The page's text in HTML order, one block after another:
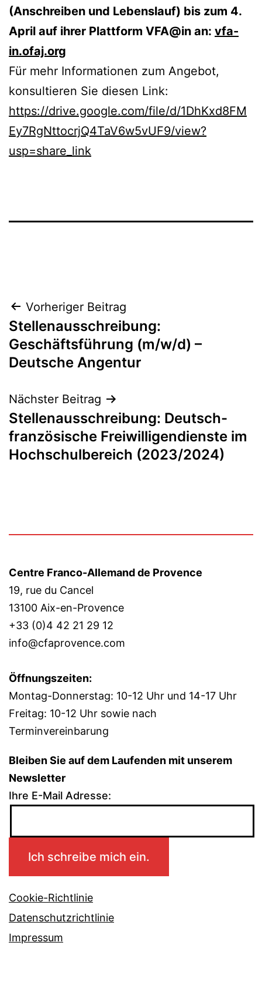
(Anschreiben und Lebenslauf) bis zum 4.
April auf ihrer Plattform VFA@in an: vfa-
in.ofaj.org
Für mehr Informationen zum Angebot,
konsultieren Sie diesen Link:
https://drive.google.com/file/d/1DhKxd8FM
Ey7RgNttocrjQ4TaV6w5vUF9/view?
usp=share_link
Beitragsnavigation
Vorheriger Beitrag
Stellenausschreibung:
Geschäftsführung (m/w/d) –
Deutsche Angentur
Nächster Beitrag
Stellenausschreibung: Deutsch-
französische Freiwilligendienste im
Hochschulbereich (2023/2024)
Centre Franco-Allemand de Provence
19, rue du Cancel
13100 Aix-en-Provence
+33 (0)4 42 21 29 12
info@cfaprovence.com
Öffnungszeiten:
Montag-Donnerstag: 10-12 Uhr und 14-17 Uhr
Freitag: 10-12 Uhr sowie nach
Terminvereinbarung
Bleiben Sie auf dem Laufenden mit unserem
Newsletter
Ihre E-Mail Adresse:
Cookie-Richtlinie
Datenschutzrichtlinie
Impressum